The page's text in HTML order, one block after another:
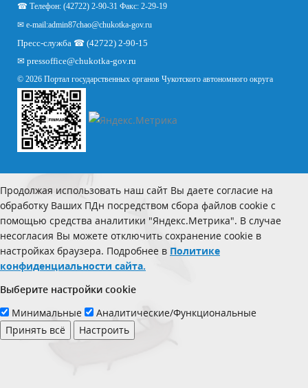
☎ Телефон: (42722) 2-90-31 Факс: 2-29-19
✉ e-mail:admin87chao@chukotka-gov.ru
Пресс-служба ☎ (42722) 2-90-15
✉ pressoffice@chukotka-gov.ru
© 2026 Портал государственных органов Чукотского автономного округа
Продолжая использовать наш сайт Вы даете согласие на
обработку Ваших ПДн посредством сбора файлов cookie с
помощью средства аналитики "Яндекс.Метрика". В случае
несогласия Вы можете отключить сохранение cookie в
настройках браузера. Подробнее в Политике
конфиденциальности сайта.
Выберите настройки cookie
Минимальные
Аналитические/Функциональные
Принять всё
Настроить